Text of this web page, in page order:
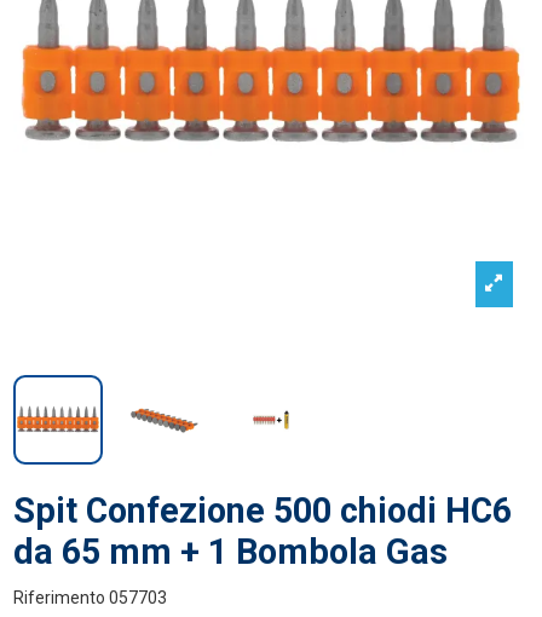
Spit Confezione 500 chiodi HC6
da 65 mm + 1 Bombola Gas
Riferimento 057703